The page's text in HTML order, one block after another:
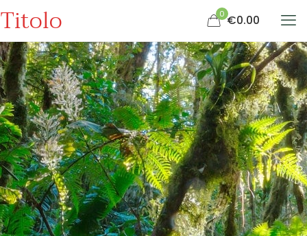
Titolo 0 €0.00